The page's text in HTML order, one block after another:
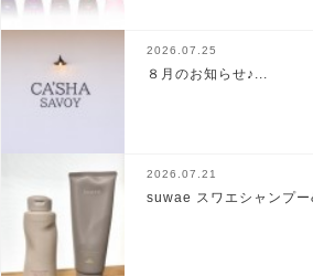
2026.07.25
８月のお知らせ♪...
2026.07.21
suwae スワエシャンプ